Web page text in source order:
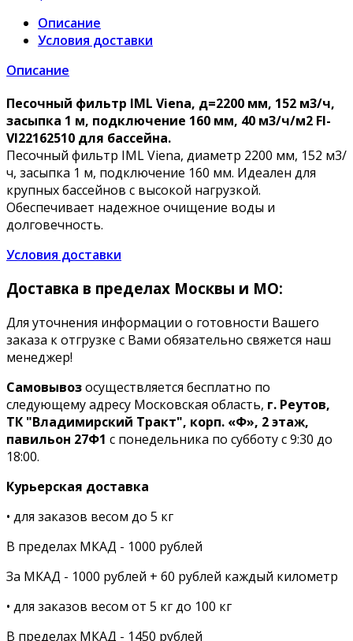
Описание
Условия доставки
Описание
Песочный фильтр IML Viena, д=2200 мм, 152 м3/ч,
засыпка 1 м, подключение 160 мм, 40 м3/ч/м2 FI-
VI22162510 для бассейна.
Песочный фильтр IML Viena, диаметр 2200 мм, 152 м3/
ч, засыпка 1 м, подключение 160 мм. Идеален для
крупных бассейнов с высокой нагрузкой.
Обеспечивает надежное очищение воды и
долговечность.
Условия доставки
Доставка в пределах Москвы и МО:
Для уточнения информации о готовности Вашего
заказа к отгрузке с Вами обязательно свяжется наш
менеджер!
Самовывозосуществляется бесплатно по
следующему адресу Московская область, г. Реутов,
ТК "Владимирский Тракт", корп. «Ф», 2 этаж,
павильон 27Ф1 с понедельника по субботу с 9:30 до
18:00.
Курьерская доставка
• для заказов весом до 5 кг
В пределах МКАД - 1000 рублей
За МКАД - 1000 рублей + 60 рублей каждый километр
• для заказов весом от 5 кг до 100 кг
В пределах МКАД - 1450 рублей